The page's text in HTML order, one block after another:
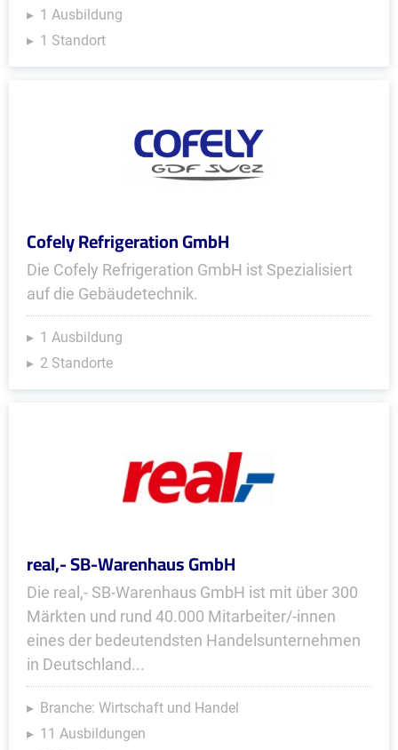
1 Ausbildung
1 Standort
Cofely Refrigeration GmbH
Die Cofely Refrigeration GmbH ist Spezialisiert
auf die Gebäudetechnik.
1 Ausbildung
2 Standorte
real,- SB-Warenhaus GmbH
Die real,- SB-Warenhaus GmbH ist mit über 300
Märkten und rund 40.000 Mitarbeiter/-innen
eines der bedeutendsten Handelsunternehmen
in Deutschland...
Branche: Wirtschaft und Handel
11 Ausbildungen